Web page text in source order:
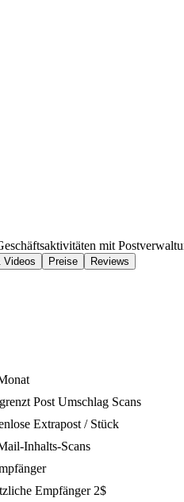
mit
Videos Preise Reviews
Post Umschlag Scans
Extrapost / Stück
Inhalts-Scans
Empfänger 2$